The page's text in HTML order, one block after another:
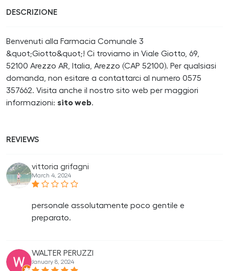
DESCRIZIONE
Benvenuti alla Farmacia Comunale 3
&quot;Giotto&quot;! Ci troviamo in Viale Giotto, 69,
52100 Arezzo AR, Italia, Arezzo (CAP 52100). Per qualsiasi
domanda, non esitare a contattarci al numero 0575
357662. Visita anche il nostro sito web per maggiori
informazioni: sito web.
REVIEWS
vittoria grifagni
March 4, 2024
personale assolutamente poco gentile e
preparato.
WALTER PERUZZI
January 8, 2024